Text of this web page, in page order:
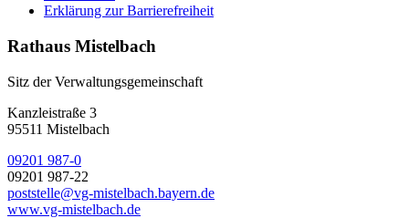
Erklärung zur Barrierefreiheit
Rathaus Mistelbach
Sitz der Verwaltungsgemeinschaft
Kanzleistraße 3
95511 Mistelbach
09201 987-0
09201 987-22
poststelle@vg-mistelbach.bayern.de
www.vg-mistelbach.de